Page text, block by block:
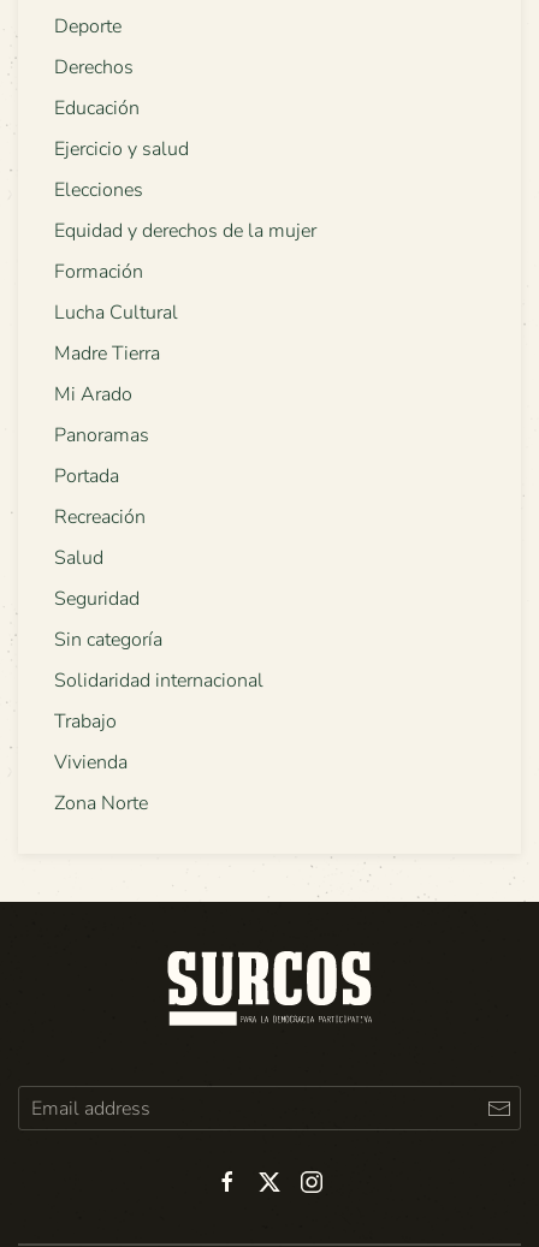
Deporte
Derechos
Educación
Ejercicio y salud
Elecciones
Equidad y derechos de la mujer
Formación
Lucha Cultural
Madre Tierra
Mi Arado
Panoramas
Portada
Recreación
Salud
Seguridad
Sin categoría
Solidaridad internacional
Trabajo
Vivienda
Zona Norte